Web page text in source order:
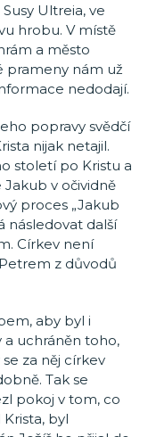
Ultreia, ve
hrobu. V místě
a město
prameny nám už
nedodají.
popravy svědčí
nijak netajil.
století po Kristu a
v očividně
proces „Jakub
následovat další
Církev není
z důvodů
aby byl i
uchráněn toho,
za něj církev
Tak se
pokoj v tom, co
byl